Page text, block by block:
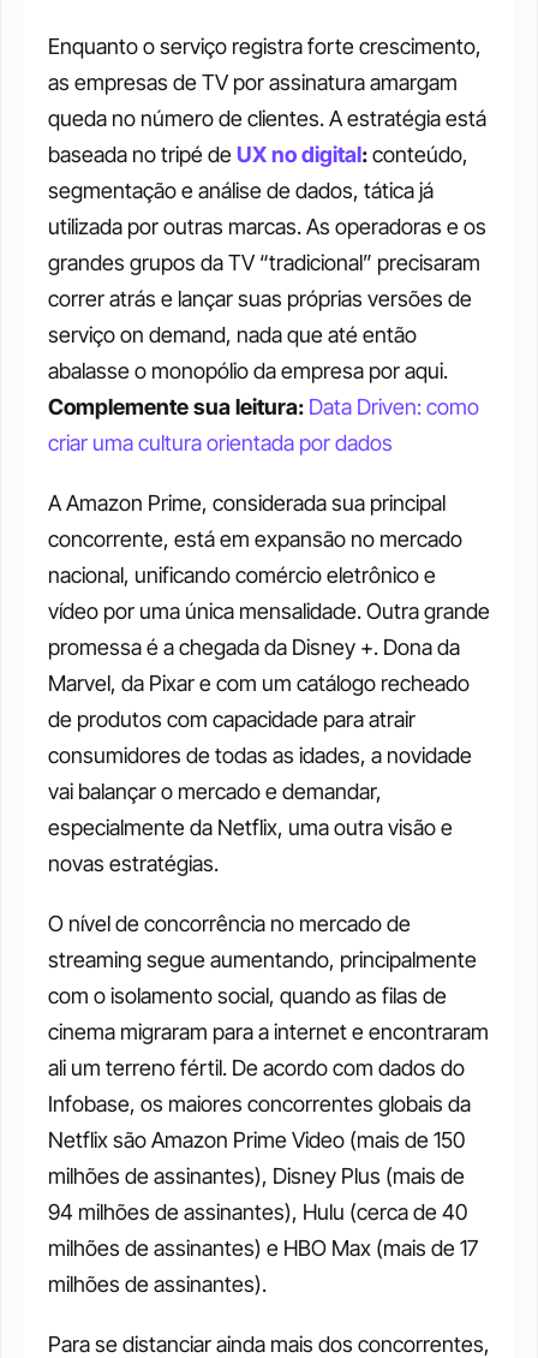
Enquanto o serviço registra forte crescimento,
as empresas de TV por assinatura amargam
queda no número de clientes. A estratégia está
baseada no tripé de UX no digital: conteúdo,
segmentação e análise de dados, tática já
utilizada por outras marcas. As operadoras e os
grandes grupos da TV “tradicional” precisaram
correr atrás e lançar suas próprias versões de
serviço on demand, nada que até então
Complemente sua leitura: Data Driven: como
criar uma cultura orientada por dados
A Amazon Prime, considerada sua principal
concorrente, está em expansão no mercado
nacional, unificando comércio eletrônico e
vídeo por uma única mensalidade. Outra grande
promessa é a chegada da Disney +. Dona da
Marvel, da Pixar e com um catálogo recheado
de produtos com capacidade para atrair
consumidores de todas as idades, a novidade
vai balançar o mercado e demandar,
especialmente da Netflix, uma outra visão e
novas estratégias.
O nível de concorrência no mercado de
streaming segue aumentando, principalmente
com o isolamento social, quando as filas de
cinema migraram para a internet e encontraram
ali um terreno fértil. De acordo com dados do
Infobase, os maiores concorrentes globais da
Netflix são Amazon Prime Video (mais de 150
milhões de assinantes), Disney Plus (mais de
94 milhões de assinantes), Hulu (cerca de 40
milhões de assinantes) e HBO Max (mais de 17
milhões de assinantes).
Para se distanciar ainda mais dos concorrentes,